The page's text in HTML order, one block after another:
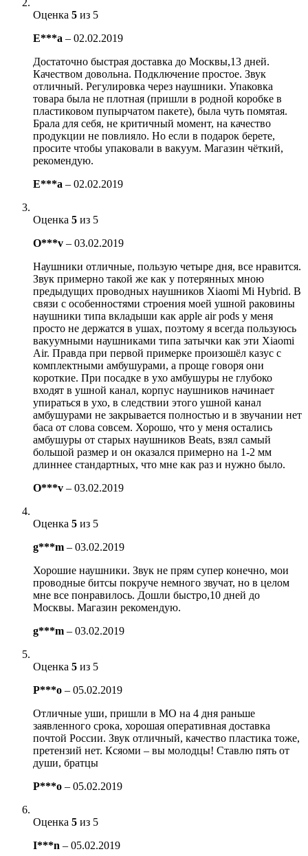
Оценка 5 из 5
E***a – 02.02.2019
Достаточно быстрая доставка до Москвы,13 дней.
Качеством довольна. Подключение простое. Звук
отличный. Регулировка через наушники. Упаковка
товара была не плотная (пришли в родной коробке в
пластиковом пупырчатом пакете), была чуть помятая.
Брала для себя, не критичный момент, на качество
продукции не повлияло. Но если в подарок берете,
просите чтобы упаковали в вакуум. Магазин чёткий,
рекомендую.
E***a – 02.02.2019
Оценка 5 из 5
O***v – 03.02.2019
Наушники отличные, пользую четыре дня, все нравится.
Звук примерно такой же как у потерянных мною
предыдущих проводных наушников Xiaomi Mi Hybrid. В
связи с особенностями строения моей ушной раковины
наушники типа вкладыши как apple air pods у меня
просто не держатся в ушах, поэтому я всегда пользуюсь
вакуумными наушниками типа затычки как эти Xiaomi
Air. Правда при первой примерке произошёл казус с
комплектными амбушурами, а проще говоря они
короткие. При посадке в ухо амбушуры не глубоко
входят в ушной канал, корпус наушников начинает
упираться в ухо, в следствии этого ушной канал
амбушурами не закрывается полностью и в звучании нет
баса от слова совсем. Хорошо, что у меня остались
амбушуры от старых наушников Beats, взял самый
большой размер и он оказался примерно на 1-2 мм
длиннее стандартных, что мне как раз и нужно было.
O***v – 03.02.2019
Оценка 5 из 5
g***m – 03.02.2019
Хорошие наушники. Звук не прям супер конечно, мои
проводные битсы покруче немного звучат, но в целом
мне все понравилось. Дошли быстро,10 дней до
Москвы. Магазин рекомендую.
g***m – 03.02.2019
Оценка 5 из 5
P***o – 05.02.2019
Отличные уши, пришли в МО на 4 дня раньше
заявленного срока, хорошая оперативная доставка
почтой России. Звук отличный, качество пластика тоже,
претензий нет. Ксяоми – вы молодцы! Ставлю пять от
души, братцы
P***o – 05.02.2019
Оценка 5 из 5
I***n – 05.02.2019